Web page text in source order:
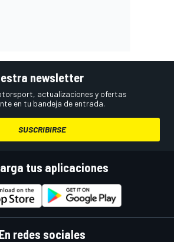
newsletter
actualizaciones y ofertas
en tu bandeja de entrada.
SUSCRIBIRSE
tus aplicaciones
En redes sociales